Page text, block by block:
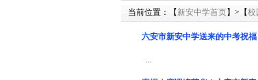
当前位置：【 新安中学首页】>【校
六安市新安中学送来的中考祝福
...